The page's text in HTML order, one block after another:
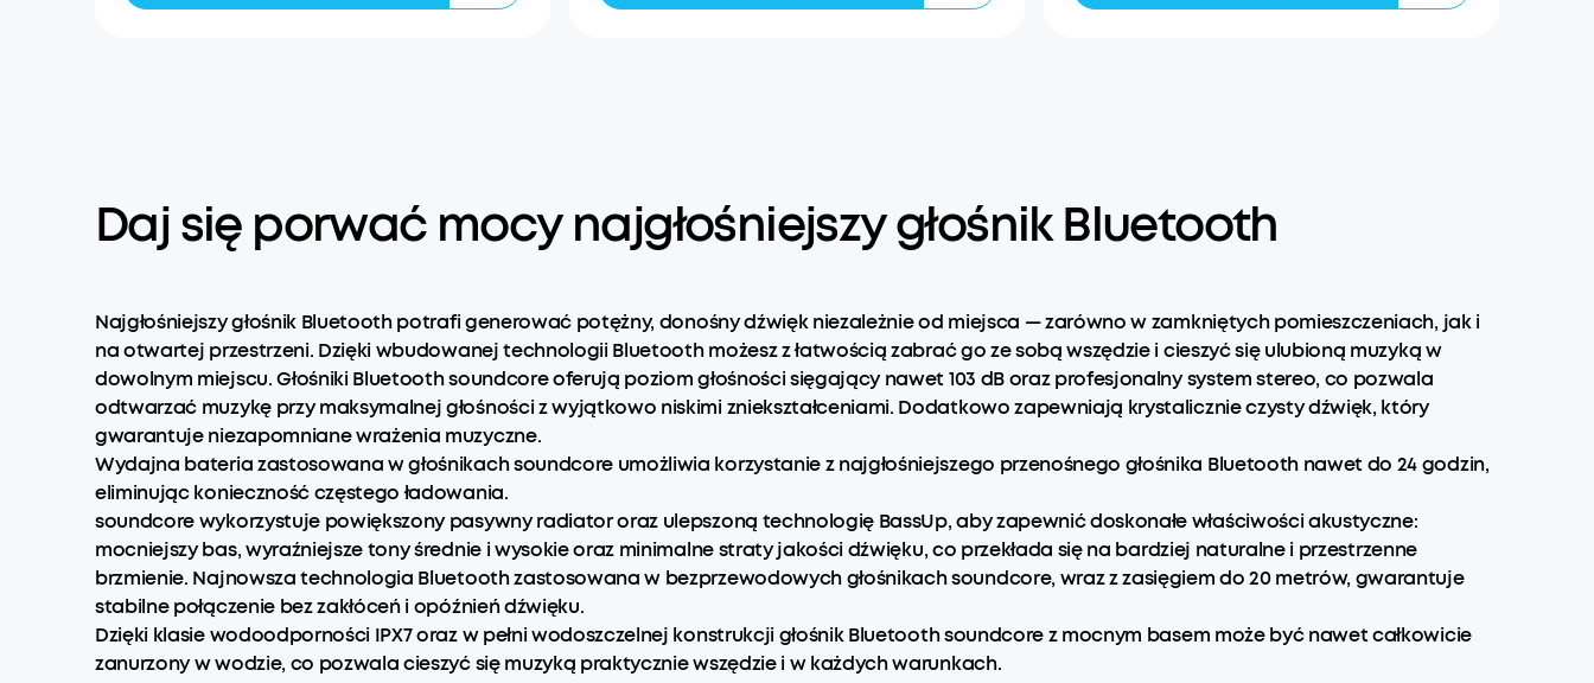
Daj się porwać mocy najgłośniejszy głośnik Bluetooth
Najgłośniejszy głośnik Bluetooth potrafi generować potężny, donośny dźwięk niezależnie od miejsca — zarówno w zamkniętych pomieszczeniach, jak i
na otwartej przestrzeni. Dzięki wbudowanej technologii Bluetooth możesz z łatwością zabrać go ze sobą wszędzie i cieszyć się ulubioną muzyką w
dowolnym miejscu. Głośniki Bluetooth soundcore oferują poziom głośności sięgający nawet 103 dB oraz profesjonalny system stereo, co pozwala
odtwarzać muzykę przy maksymalnej głośności z wyjątkowo niskimi zniekształceniami. Dodatkowo zapewniają krystalicznie czysty dźwięk, który
gwarantuje niezapomniane wrażenia muzyczne.
Wydajna bateria zastosowana w głośnikach soundcore umożliwia korzystanie z najgłośniejszego przenośnego głośnika Bluetooth nawet do 24 godzin,
eliminując konieczność częstego ładowania.
soundcore wykorzystuje powiększony pasywny radiator oraz ulepszoną technologię BassUp, aby zapewnić doskonałe właściwości akustyczne:
mocniejszy bas, wyraźniejsze tony średnie i wysokie oraz minimalne straty jakości dźwięku, co przekłada się na bardziej naturalne i przestrzenne
brzmienie. Najnowsza technologia Bluetooth zastosowana w bezprzewodowych głośnikach soundcore, wraz z zasięgiem do 20 metrów, gwarantuje
stabilne połączenie bez zakłóceń i opóźnień dźwięku.
Dzięki klasie wodoodporności IPX7 oraz w pełni wodoszczelnej konstrukcji głośnik Bluetooth soundcore z mocnym basem może być nawet całkowicie
zanurzony w wodzie, co pozwala cieszyć się muzyką praktycznie wszędzie i w każdych warunkach.